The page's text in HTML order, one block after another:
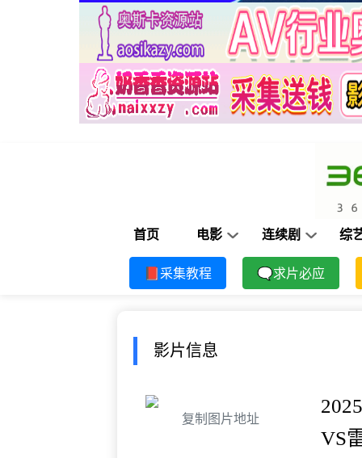
首页 电影 连续剧 综
📕采集教程 🗨求片必应
影片信息
复制图片地址
VS